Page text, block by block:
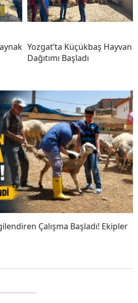
Yozgat’ta Küçükbaş Hayvan
Dağıtımı Başladı
Çalışma Başladı! Ekipler